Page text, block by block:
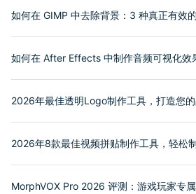
如何在 GIMP 中去除背景：3 种真正有效
如何在 After Effects 中制作音频可视化效
2026年最佳透明Logo制作工具，打造您
2026年8款最佳视频拼贴制作工具，轻松
MorphVOX Pro 2026 评测：游戏玩家专